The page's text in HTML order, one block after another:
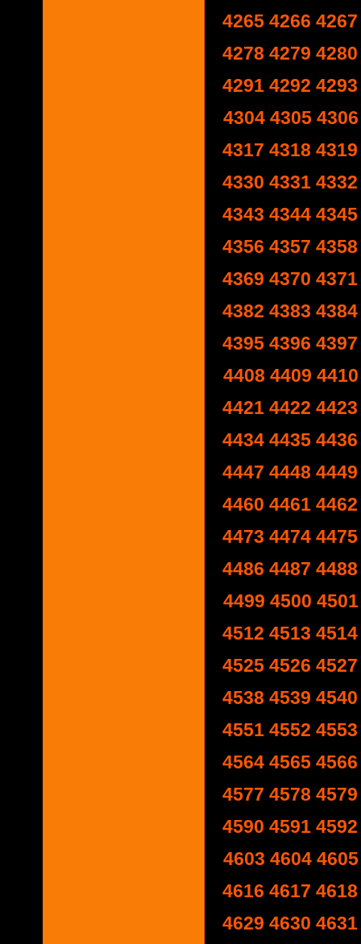
4265 4266 4267
4278 4279 4280
4291 4292 4293
4304 4305 4306
4317 4318 4319
4330 4331 4332
4343 4344 4345
4356 4357 4358
4369 4370 4371
4382 4383 4384
4395 4396 4397
4408 4409 4410
4421 4422 4423
4434 4435 4436
4447 4448 4449
4460 4461 4462
4473 4474 4475
4486 4487 4488
4499 4500 4501
4512 4513 4514
4525 4526 4527
4538 4539 4540
4551 4552 4553
4564 4565 4566
4577 4578 4579
4590 4591 4592
4603 4604 4605
4616 4617 4618
4629 4630 4631